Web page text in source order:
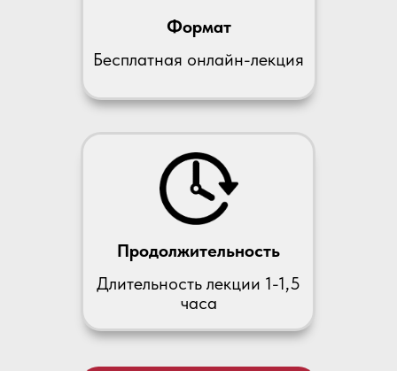
Продолжительность
Бесплатная онлайн-лекция
Длительность лекции 1-1,5
часа
Формат